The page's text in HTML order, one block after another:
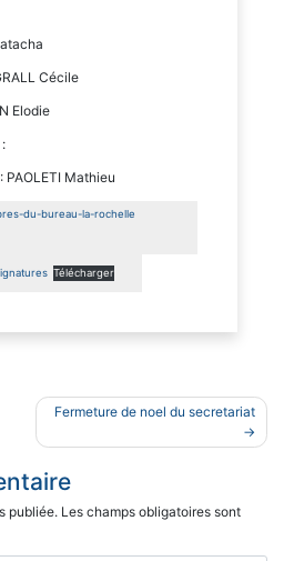
Cécile
Elodie
:
: PAOLETI Mathieu
du-bureau-la-rochelle
Télécharger
Fermeture de noel du secretariat
publiée. Les champs obligatoires sont